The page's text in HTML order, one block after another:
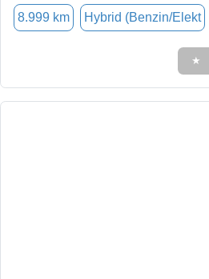
8.999 km Hybrid (Benzin/Elekt
★